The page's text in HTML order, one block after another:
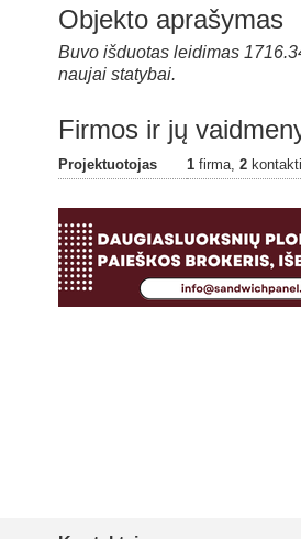
Objekto aprašymas
Buvo išduotas leidimas
naujai statybai.
Firmos ir jų
Projektuotojas 1 firma,2